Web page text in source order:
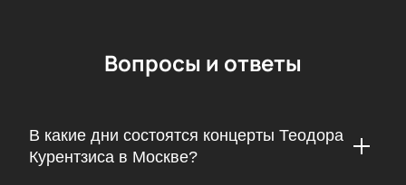
Вопросы и ответы
В какие дни состоятся концерты Теодора
Курентзиса в Москве?